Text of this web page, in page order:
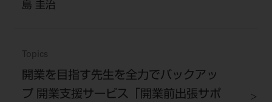
島 圭治
Topics
開業を目指す先生を全力でバックアッ
プ 開業支援サービス「開業前出張サポ